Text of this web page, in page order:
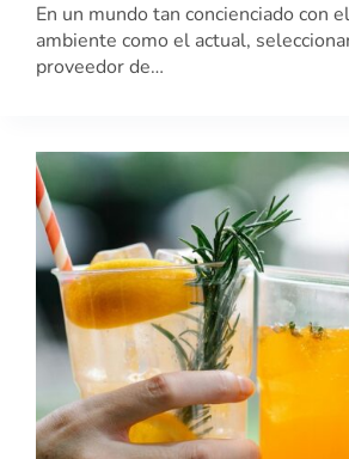
En un mundo tan concienciado con
ambiente como el actual,
proveedor de…